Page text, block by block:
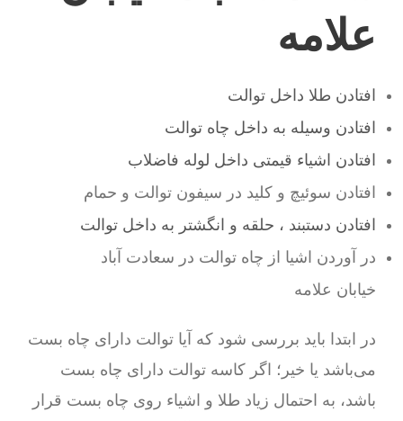
علامه
افتادن طلا داخل توالت
افتادن وسیله به داخل چاه توالت
افتادن اشیاء قیمتی داخل لوله فاضلاب
افتادن سوئیچ و کلید در سیفون توالت و حمام
افتادن دستبند ، حلقه و انگشتر به داخل توالت
در آوردن اشیا از چاه توالت در سعادت آباد
خیابان علامه
در ابتدا باید بررسی شود که آیا توالت دارای چاه بست
می‌باشد یا خیر؛ اگر کاسه توالت دارای چاه بست
باشد، به احتمال زیاد طلا و اشیاء روی چاه بست قرار